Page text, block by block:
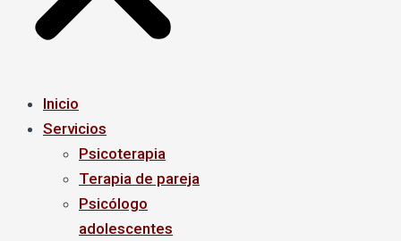
Inicio
Servicios
Psicoterapia
Terapia de pareja
Psicólogo
adolescentes